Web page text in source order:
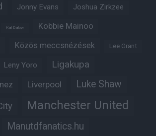
Jonny Evans Joshua Zirkzee
Karl Darlow Kobbie Mainoo
Közös meccsnézések Lee Grant
Leny Yoro Ligakupa
Liverpool Luke Shaw
Manchester United
Manutdfanatics.hu